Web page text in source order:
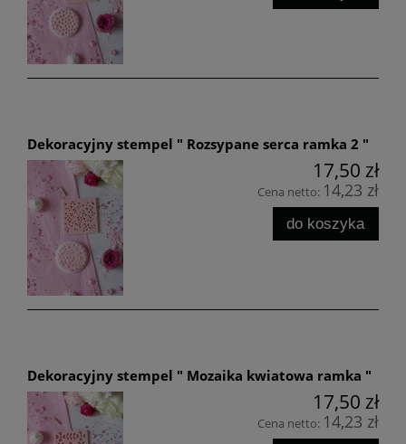
Dekoracyjny stempel " Rozsypane serca ramka 2 "
17,50 zł
Cena netto: 14,23 zł
do koszyka
Dekoracyjny stempel " Mozaika kwiatowa ramka "
17,50 zł
Cena netto: 14,23 zł